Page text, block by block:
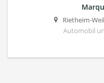
Rietheim-
Automobil